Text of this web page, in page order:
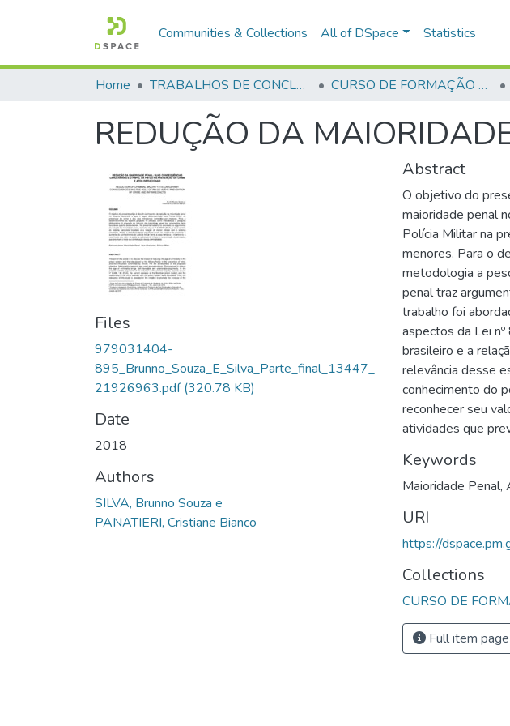
Communities & Collections All of DSpace Statistics
Home TRABALHOS DE CONCLUSÃO DE CURSO - CFP (CURSO DE FORMAÇÃO DE PRAÇAS) CURSO DE FORMAÇÃO DE PRAÇAS - CFP - 2018
REDUÇÃO DA
Files
979031404-
895_Brunno_Souza_E_Silva_Parte_final_13447_
21926963.pdf(320.78 KB)
Date
2018
Authors
SILVA, Brunno Souza e
PANATIERI, Cristiane Bianco
Abstract
O objetivo do
maioridade penal
Polícia Militar na
menores. Para o
metodologia a
penal traz
trabalho foi
aspectos da Lei
brasileiro e a
relevância desse
conhecimento do
reconhecer seu
atividades que
Keywords
Maioridade Penal,
URI
https://
Collections
CURSO DE
Full item page